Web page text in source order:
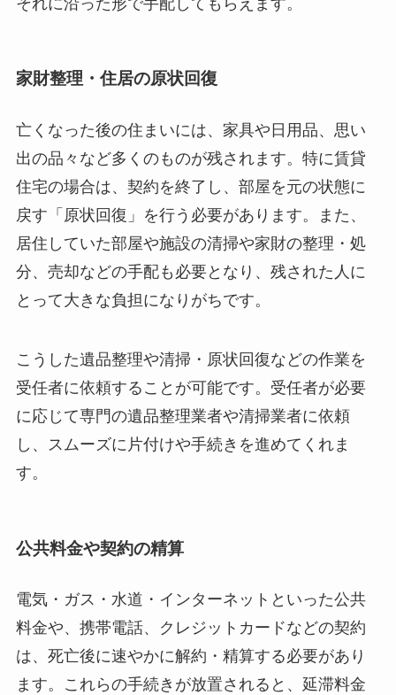
家財整理・住居の原状回復
亡くなった後の住まいには、家具や日用品、思い
出の品々など多くのものが残されます。特に賃貸
住宅の場合は、契約を終了し、部屋を元の状態に
戻す「原状回復」を行う必要があります。また、
居住していた部屋や施設の清掃や家財の整理・処
分、売却などの手配も必要となり、残された人に
とって大きな負担になりがちです。
こうした遺品整理や清掃・原状回復などの作業を
受任者に依頼することが可能です。受任者が必要
に応じて専門の遺品整理業者や清掃業者に依頼
し、スムーズに片付けや手続きを進めてくれま
す。
公共料金や契約の精算
電気・ガス・水道・インターネットといった公共
料金や、携帯電話、クレジットカードなどの契約
は、死亡後に速やかに解約・精算する必要があり
ます。これらの手続きが放置されると、延滞料金